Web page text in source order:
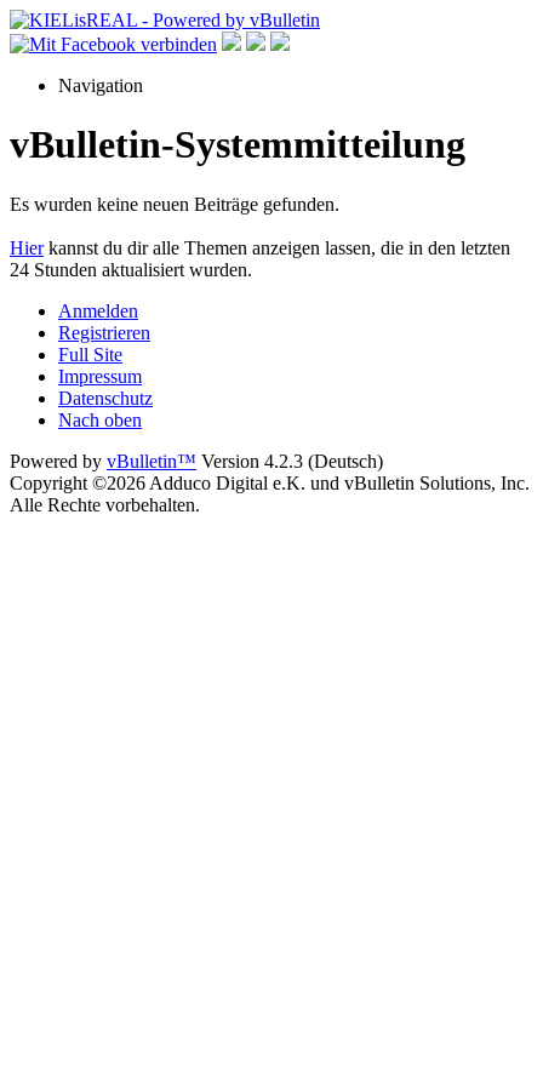
Navigation
vBulletin-Systemmitteilung
Es wurden keine neuen Beiträge gefunden.
Hierkannst du dir alle Themen anzeigen lassen, die in den letzten
24 Stunden aktualisiert wurden.
Anmelden
Registrieren
Full Site
Impressum
Datenschutz
Nach oben
Powered by vBulletin™ Version 4.2.3 (Deutsch)
Copyright ©2026 Adduco Digital e.K. und vBulletin Solutions, Inc.
Alle Rechte vorbehalten.